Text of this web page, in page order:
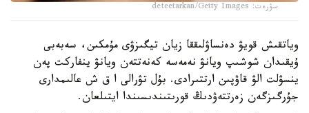
سۋرەت: deteetarkan/Getty Images
وياتقىش قويۋ دەنساۋلىققا زيان تيگىزۋى مۇمكىن، سەبەبى
ۇيقىدان شوشىپ ويانۋ نەمەسە كەنەتتەن ويانۋ ينفاركت پەن
ينسۋلت الۋ قاۋپىن ارتتىرادى. بۇل تۋرالى ا ق ش عالىمدارى
جۇرگىزگەن زەرتتەۋدىڭ قورىتىندىسىندا ايتىلعان.